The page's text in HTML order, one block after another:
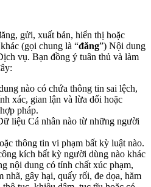
gửi, xuất bản, hiển thị hoặc
(gọi chung là “đăng”) Nội dung
vụ. Bạn đồng ý tuân thủ và làm
nào có chứa thông tin sai lệch,
xác, gian lận và lừa dối hoặc
pháp.
liệu Cá nhân nào từ những người
thông tin vi phạm bất kỳ luật nào.
kích bất kỳ người dùng nào khác
nội dung có tính chất xúc phạm,
nhã, gây hại, quấy rối, đe dọa, hăm